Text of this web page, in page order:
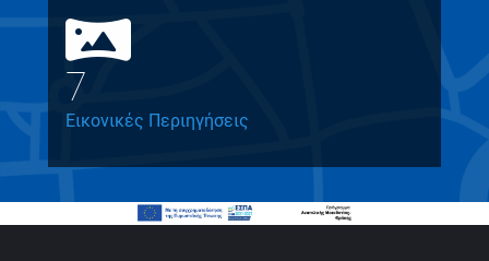
7
Εικονικές Περιηγήσεις